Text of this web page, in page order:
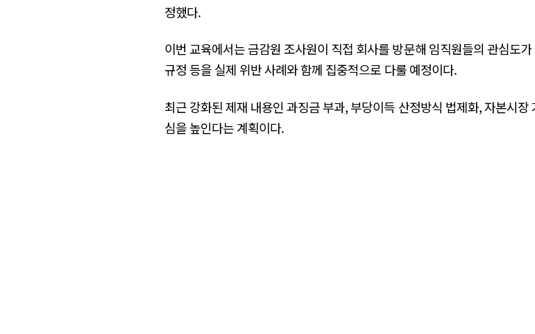
정했다.
이번 교육에서는 금감원 조사원이 직접 회사를 방문해 임직원들의 관심도
규정 등을 실제 위반 사례와 함께 집중적으로 다룰 예정이다.
최근 강화된 제재 내용인 과징금 부과, 부당이득 산정방식 법제화, 자본시
심을 높인다는 계획이다.